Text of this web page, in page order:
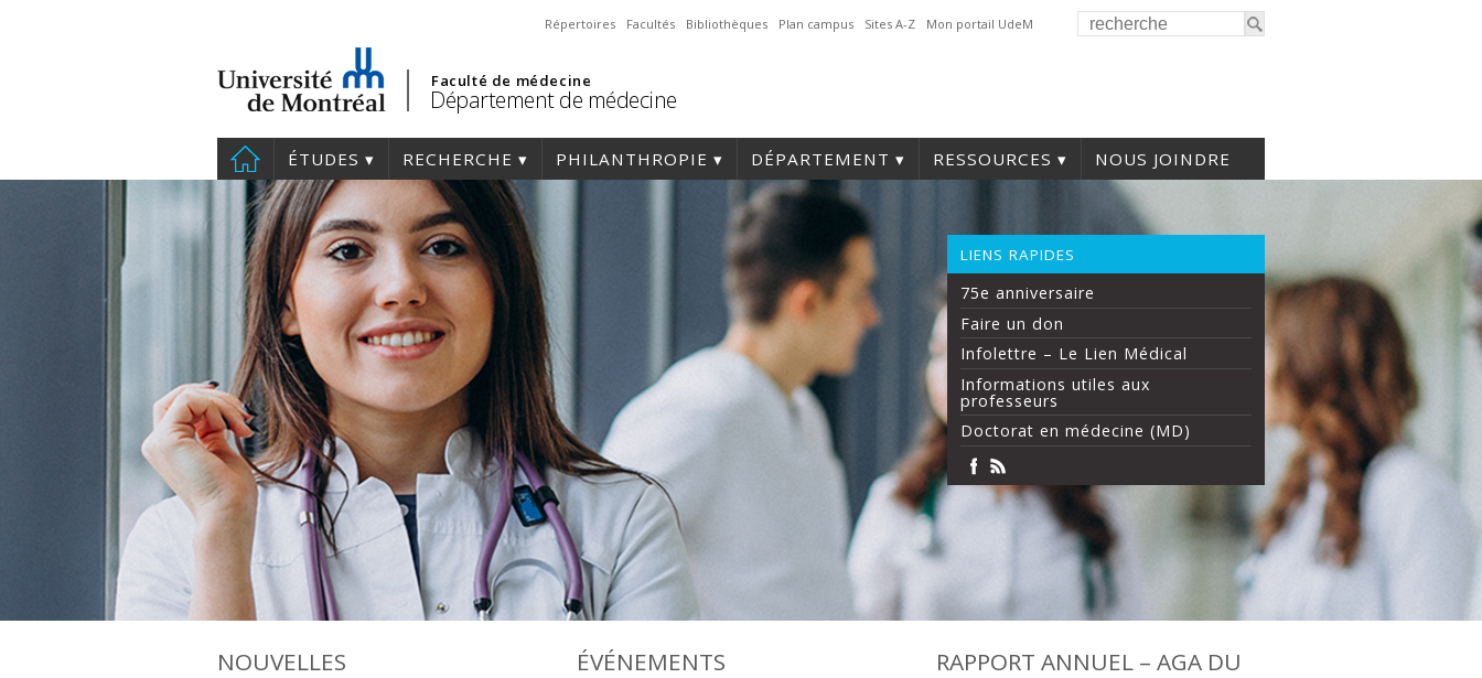
Répertoires Facultés Bibliothèques Plan campus Sites A-Z Mon portail UdeM
Faculté de médecine
Département de médecine
ÉTUDES RECHERCHE PHILANTHROPIE DÉPARTEMENT RESSOURCES NOUS JOINDRE
LIENS RAPIDES
75e anniversaire
Faire un don
Infolettre – Le Lien Médical
Informations utiles aux
professeurs
Doctorat en médecine (MD)
NOUVELLES ÉVÉNEMENTS
RAPPORT ANNUEL – AGA DU